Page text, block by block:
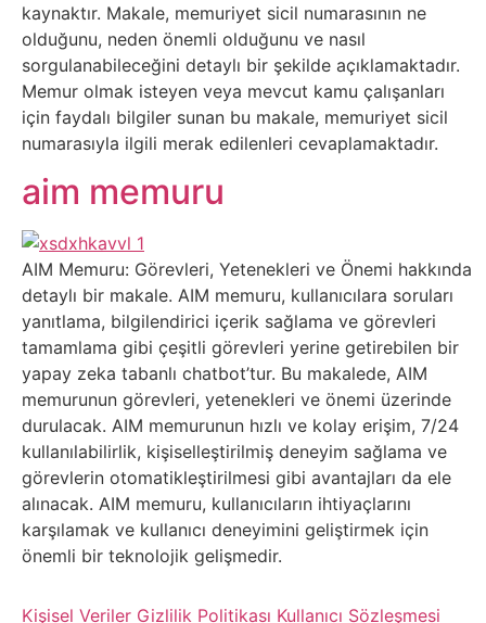
Devlet
Eğitim
Elektronik
Cihazlar
Facebook
Felsefe
Finans
Genel
Gezi
Gizem
kaynaktır. Makale, memuriyet sicil numarasının ne
olduğunu, neden önemli olduğunu ve nasıl
sorgulanabileceğini detaylı bir şekilde açıklamaktadır.
Memur olmak isteyen veya mevcut kamu çalışanları
için faydalı bilgiler sunan bu makale, memuriyet sicil
numarasıyla ilgili merak edilenleri cevaplamaktadır.
aim memuru
AIM Memuru: Görevleri, Yetenekleri ve Önemi hakkında
detaylı bir makale. AIM memuru, kullanıcılara soruları
yanıtlama, bilgilendirici içerik sağlama ve görevleri
tamamlama gibi çeşitli görevleri yerine getirebilen bir
yapay zeka tabanlı chatbot’tur. Bu makalede, AIM
memurunun görevleri, yetenekleri ve önemi üzerinde
durulacak. AIM memurunun hızlı ve kolay erişim, 7/24
kullanılabilirlik, kişiselleştirilmiş deneyim sağlama ve
görevlerin otomatikleştirilmesi gibi avantajları da ele
alınacak. AIM memuru, kullanıcıların ihtiyaçlarını
karşılamak ve kullanıcı deneyimini geliştirmek için
önemli bir teknolojik gelişmedir.
Kişisel Veriler Gizlilik Politikası Kullanıcı Sözleşmesi